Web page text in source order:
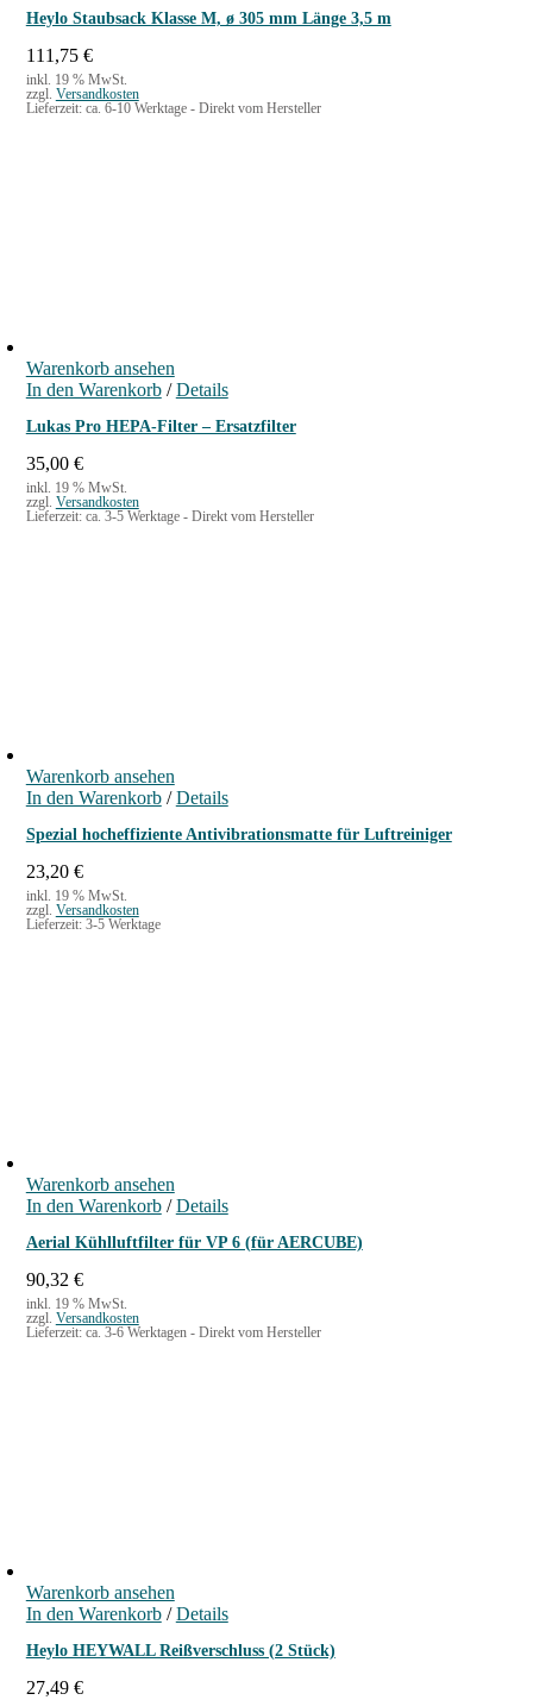
i
s
w
a
r
:
0
Heylo Staubsack Klasse M, ø 305 mm Länge 3,5 m
111,75 €
inkl. 19 % MwSt.
zzgl. Versandkosten
Lieferzeit: ca. 6-10 Werktage - Direkt vom Hersteller
Warenkorb ansehen
In den Warenkorb / Details
Lukas Pro HEPA-Filter – Ersatzfilter
35,00 €
inkl. 19 % MwSt.
zzgl. Versandkosten
Lieferzeit: ca. 3-5 Werktage - Direkt vom Hersteller
Warenkorb ansehen
In den Warenkorb / Details
Spezial hocheffiziente Antivibrationsmatte für Luftreiniger
23,20 €
inkl. 19 % MwSt.
zzgl. Versandkosten
Lieferzeit: 3-5 Werktage
Warenkorb ansehen
In den Warenkorb / Details
Aerial Kühlluftfilter für VP 6 (für AERCUBE)
90,32 €
inkl. 19 % MwSt.
zzgl. Versandkosten
Lieferzeit: ca. 3-6 Werktagen - Direkt vom Hersteller
Warenkorb ansehen
In den Warenkorb / Details
Heylo HEYWALL Reißverschluss (2 Stück)
27,49 €